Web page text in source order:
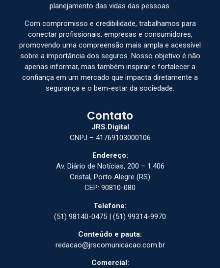
planejamento das vidas das pessoas.
Com compromisso e credibilidade, trabalhamos para
conectar profissionais, empresas e consumidores,
promovendo uma compreensão mais ampla e acessível
sobre a importância dos seguros. Nosso objetivo é não
apenas informar, mas também inspirar e fortalecer a
confiança em um mercado que impacta diretamente a
segurança e o bem-estar da sociedade.
Contato
JRS.Digital
CNPJ – 41769103000106
Endereço:
Av. Diário de Notícias, 200 – 1.406
Cristal, Porto Alegre (RS)
CEP: 90810-080
Telefone:
(51) 98140-0475 | (51) 99314-9970
Conteúdo e pauta:
redacao@jrscomunicacao.com.br
Comercial: